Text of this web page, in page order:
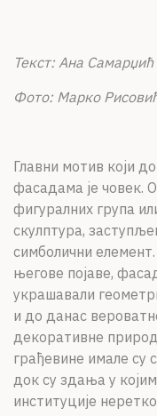
Текст: Ана Самарџић
Фото: Марко
Главни мотив који
фасадама је човек.
фигуралних група
скулптура,
симболични
његове појаве,
украшавали
и до данас
декоративне
грађевине имале су
док су здања у
институције